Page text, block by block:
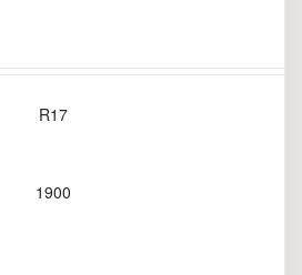
R17
1900